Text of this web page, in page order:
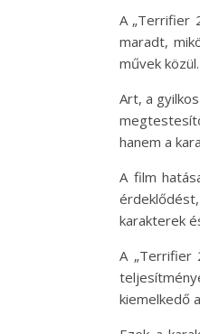
A „Terrifier
maradt,
művek közül.
Art, a
hanem a
A film
karakterek
A „Terrifier
kiemelkedő